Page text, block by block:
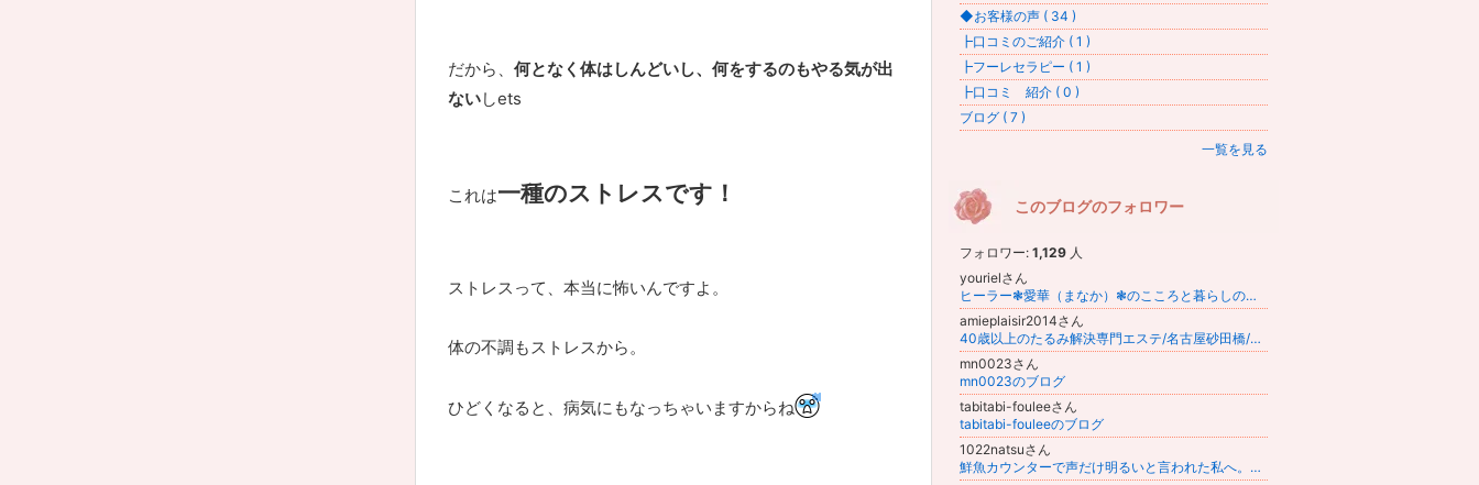
だから、 何となく体はしんどいし、何をするのもやる気が出
ないしets
これは一種のストレスです！
ストレスって、本当に怖いんですよ。
体の不調もストレスから。
ひどくなると、病気にもなっちゃいますからね
◆お客様の声 ( 34 )
┣口コミのご紹介 ( 1 )
┣フーレセラピー ( 1 )
┣口コミ 紹介 ( 0 )
ブログ ( 7 )
一覧を見る
このブログのフォロワー
フォロワー: 1,129 人
yourielさん
ヒーラー❃愛華（まなか）❃のこころと暮らしのスピリチュアルメモ
amieplaisir2014さん
40歳以上のたるみ解決専門エステ/名古屋砂田橋/ささきゆりか
mn0023さん
mn0023のブログ
tabitabi-fouleeさん
tabitabi-fouleeのブログ
1022natsuさん
鮮魚カウンターで声だけ明るいと言われた私へ。39歳がシャワー後も鱗の欠片を洗い流しても残る帰路｜なつ